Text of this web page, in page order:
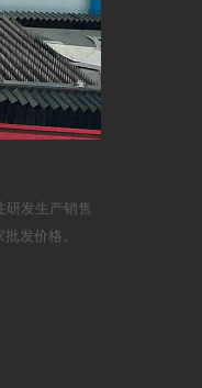
研发生产销售
发价格。